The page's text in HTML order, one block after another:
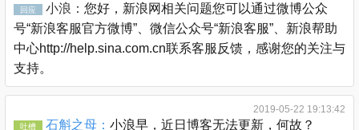
回应 小浪： 您好，新浪网相关问题您可以通过微博公众
号“新浪客服官方微博”、微信公众号“新浪客服”、新浪帮助
中心http://help.sina.com.cn联系客服反馈，感谢您的关注与
支持。
2019-05-22 19:13:42
吐槽 石斛之母： 小浪早，近日博客无法更新，何故？